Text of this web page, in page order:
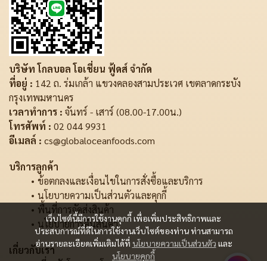
เว็บไซต์นี้มีการใช้งานคุกกี้ เพื่อเพิ่มประสิทธิภาพและ
ประสบการณ์ที่ดีในการใช้งานเว็บไซต์ของท่าน ท่านสามารถ
อ่านรายละเอียดเพิ่มเติมได้ที่ นโยบายความเป็นส่วนตัว และ
นโยบายคุกกี้
บริษัท โกลบอล โอเชี่ยน ฟู้ดส์ จำกัด
ที่อยู่ : 142 ถ. ร่มเกล้า แขวงคลองสามประเวศ เขตลาดกระบัง
กรุงเทพมหานคร
เวลาทำการ : จันทร์ - เสาร์ (08.00-17.00น.)
โทรศัพท์ : 02 044 9931
อีเมลล์ : cs@globaloceanfoods.com
บริการลูกค้า
ข้อตกลงและเงื่อนไขในการสั่งซื้อและบริการ
นโยบายความเป็นส่วนตัวและคุกกี้
พื้นที่การจัดส่งสินค้า
นโยบายการคืนสินค้า
เกี่ยวกับเรา